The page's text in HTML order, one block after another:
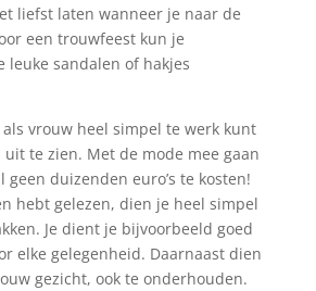
liefst laten wanneer je naar de
een trouwfeest kun je
leuke sandalen of hakjes
als vrouw heel simpel te werk kunt
uit te zien. Met de mode mee gaan
geen duizenden euro’s te kosten!
hebt gelezen, dien je heel simpel
Je dient je bijvoorbeeld goed
elke gelegenheid. Daarnaast dien
gezicht, ook te onderhouden.